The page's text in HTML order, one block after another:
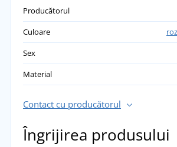
Producătorul
Culoare
roz
Sex
Material
Contact cu producătorul
Îngrijirea produsului